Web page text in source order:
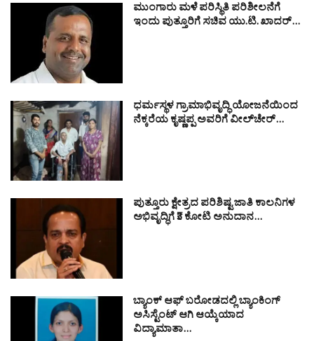
ಮುಂಗಾರು ಮಳೆ ಪರಿಸ್ಥಿತಿ ಪರಿಶೀಲನೆಗೆ
ಇಂದು ಪುತ್ತೂರಿಗೆ ಸಚಿವ ಯು.ಟಿ. ಖಾದರ್…
ಧರ್ಮಸ್ಥಳ ಗ್ರಾಮಾಭಿವೃದ್ಧಿ ಯೋಜನೆಯಿಂದ
ನೆಕ್ಕರೆಯ ಕೃಷ್ಣಪ್ಪ ಅವರಿಗೆ ವೀಲ್‌ಚೇರ್…
ಪುತ್ತೂರು ಕ್ಷೇತ್ರದ ಪರಿಶಿಷ್ಟ ಜಾತಿ ಕಾಲನಿಗಳ
ಅಭಿವೃದ್ಧಿಗೆ ₹3 ಕೋಟಿ ಅನುದಾನ…
ಬ್ಯಾಂಕ್ ಆಫ್ ಬರೋಡದಲ್ಲಿ ಬ್ಯಾಂಕಿಂಗ್
ಅಸಿಸ್ಟೆಂಟ್ ಆಗಿ ಆಯ್ಕೆಯಾದ
ವಿದ್ಯಾಮಾತಾ…